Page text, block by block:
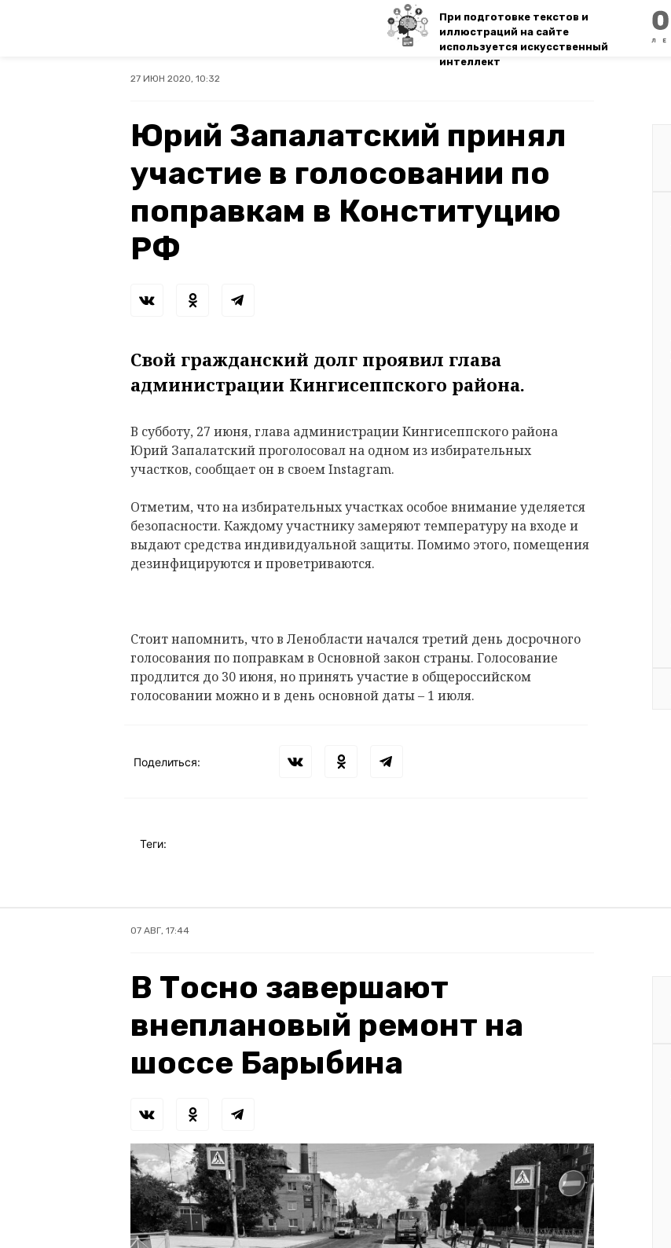
При подготовке текстов и
иллюстраций на сайте
используется искусственный
интеллект
27 ИЮН 2020, 10:32
Юрий Запалатский принял
участие в голосовании по
поправкам в Конституцию
РФ
Свой гражданский долг проявил глава
администрации Кингисеппского района.
В субботу, 27 июня, глава администрации Кингисеппского района
Юрий Запалатский проголосовал на одном из избирательных
участков, сообщает он в своем Instagram.
Отметим, что на избирательных участках особое внимание уделяется
безопасности. Каждому участнику замеряют температуру на входе и
выдают средства индивидуальной защиты. Помимо этого, помещения
дезинфицируются и проветриваются.
Стоит напомнить, что в Ленобласти начался третий день досрочного
голосования по поправкам в Основной закон страны. Голосование
продлится до 30 июня, но принять участие в общероссийском
голосовании можно и в день основной даты – 1 июля.
Поделиться:
Теги:
07 АВГ, 17:44
В Тосно завершают
внеплановый ремонт на
шоссе Барыбина